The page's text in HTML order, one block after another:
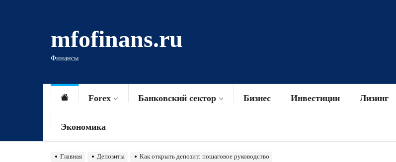
mfofinans.ru
Финансы
Forex Банковский сектор Бизнес Инвестиции Лизинг
Экономика
Главная Депозиты Как открыть депозит: пошаговое руководство